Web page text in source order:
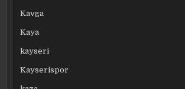
Kavga
Kaya
kayseri
Kayserispor